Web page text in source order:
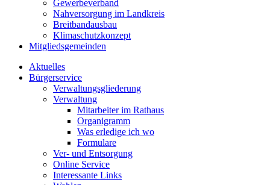
Gewerbeverband
Nahversorgung im Landkreis
Breitbandausbau
Klimaschutzkonzept
Mitgliedsgemeinden
Aktuelles
Bürgerservice
Verwaltungsgliederung
Verwaltung
Mitarbeiter im Rathaus
Organigramm
Was erledige ich wo
Formulare
Ver- und Entsorgung
Online Service
Interessante Links